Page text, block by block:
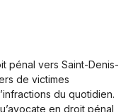
pénal vers Saint-Denis-
de victimes
du quotidien.
en droit pénal,